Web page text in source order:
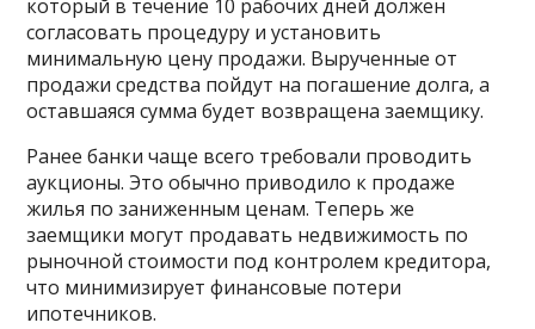
который в течение 10 рабочих дней должен
согласовать процедуру и установить
минимальную цену продажи. Вырученные от
продажи средства пойдут на погашение долга, а
оставшаяся сумма будет возвращена заемщику.
Ранее банки чаще всего требовали проводить
аукционы. Это обычно приводило к продаже
жилья по заниженным ценам. Теперь же
заемщики могут продавать недвижимость по
рыночной стоимости под контролем кредитора,
что минимизирует финансовые потери
ипотечников.